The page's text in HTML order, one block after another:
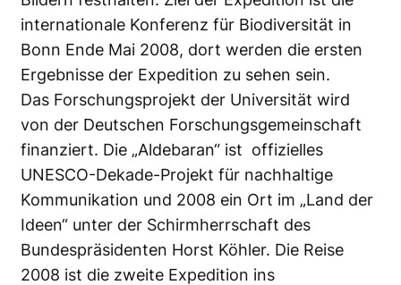
internationale Konferenz für Biodiversität in
Bonn Ende Mai 2008, dort werden die ersten
Ergebnisse der Expedition zu sehen sein.
Das Forschungsprojekt der Universität wird
von der Deutschen Forschungsgemeinschaft
finanziert. Die „Aldebaran“ ist offizielles
UNESCO-Dekade-Projekt für nachhaltige
Kommunikation und 2008 ein Ort im „Land der
Ideen“ unter der Schirmherrschaft des
Bundespräsidenten Horst Köhler. Die Reise
2008 ist die zweite Expedition ins